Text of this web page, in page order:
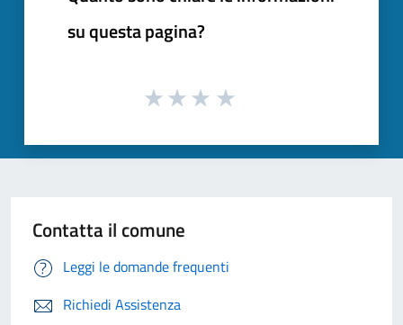
su questa pagina?
Contatta il comune
Leggi le domande frequenti
Richiedi Assistenza